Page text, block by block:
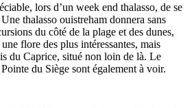
lors d’un week end thalasso, de se
thalasso ouistreham donnera sans
du côté de la plage et des dunes,
flore des plus intéressantes, mais
du Caprice, situé non loin de là. Le
du Siège sont également à voir.